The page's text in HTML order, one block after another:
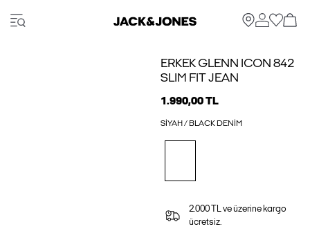
ERKEK GLENN ICON 842
SLIM FIT JEAN
1.990,00 TL
SIYAH / BLACK DENIM
2.000 TL ve üzerine kargo
ücretsiz.